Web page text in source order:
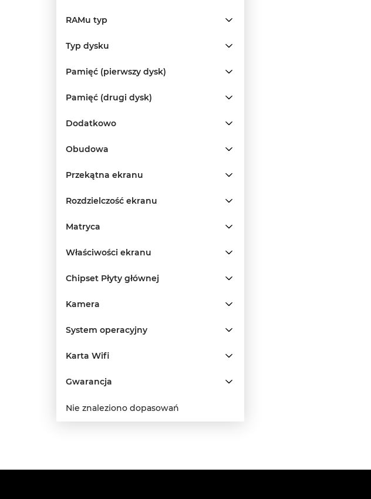
RAMu typ
Typ dysku
Pamięć (pierwszy dysk)
Pamięć (drugi dysk)
Dodatkowo
Obudowa
Przekątna ekranu
Rozdzielczość ekranu
Matryca
Właściwości ekranu
Chipset Płyty głównej
Kamera
System operacyjny
Karta Wifi
Gwarancja
Nie znaleziono dopasowań